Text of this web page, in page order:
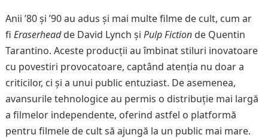
Anii ’80 și ’90 au adus și mai multe filme de cult, cum ar
fi Eraserheadde David Lynch și Pulp Fictionde Quentin
Tarantino. Aceste producții au îmbinat stiluri inovatoare
cu povestiri provocatoare, captând atenția nu doar a
criticilor, ci și a unui public entuziast. De asemenea,
avansurile tehnologice au permis o distribuție mai largă
a filmelor independente, oferind astfel o platformă
pentru filmele de cult să ajungă la un public mai mare.